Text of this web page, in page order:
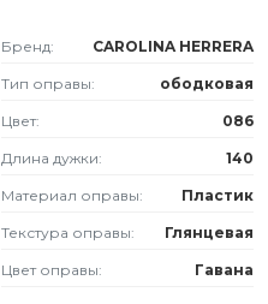
Бренд: CAROLINA HERRERA
Тип оправы: ободковая
Цвет: 086
Длина дужки: 140
Материал оправы: Пластик
Текстура оправы: Глянцевая
Цвет оправы: Гавана